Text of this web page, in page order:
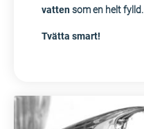
vattensom en helt fylld.
Tvätta smart!